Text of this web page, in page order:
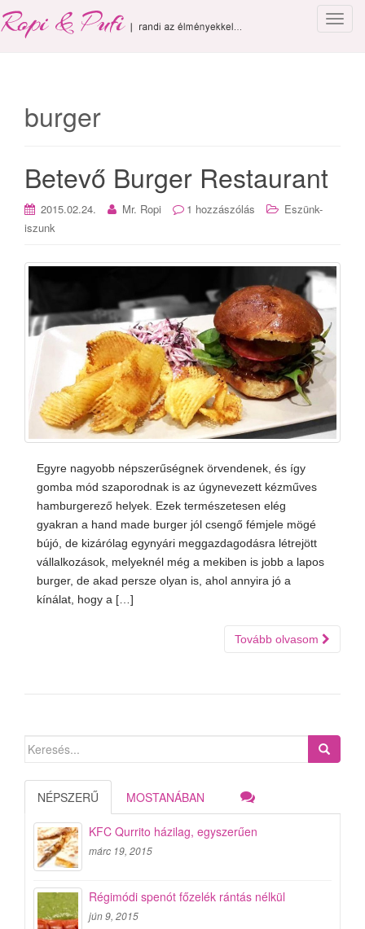
T
i
o
burger
Betevő Burger Restaurant
2015.02.24. Mr. Ropi 1 hozzászólás
Eszünk-
iszunk
Egyre nagyobb népszerűségnek örvendenek, és így
gomba mód szaporodnak is az úgynevezett kézműves
hamburgerező helyek. Ezek természetesen elég
gyakran a hand made burger jól csengő fémjele mögé
bújó, de kizárólag egynyári meggazdagodásra létrejött
vállalkozások, melyeknél még a mekiben is jobb a lapos
burger, de akad persze olyan is, ahol annyira jó a
kínálat, hogy a […]
Tovább olvasom
Search
NÉPSZERŰ MOSTANÁBAN
KFC Qurrito házilag, egyszerűen
márc 19, 2015
Régimódi spenót főzelék rántás nélkül
jún 9, 2015